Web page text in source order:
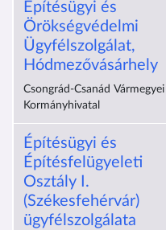
Építésügyi és
Örökségvédelmi
Ügyfélszolgálat,
Hódmezővásárhely
Csongrád-Csanád Vármegyei
Kormányhivatal
Építésügyi és
Építésfelügyeleti
Osztály I.
(Székesfehérvár)
ügyfélszolgálata